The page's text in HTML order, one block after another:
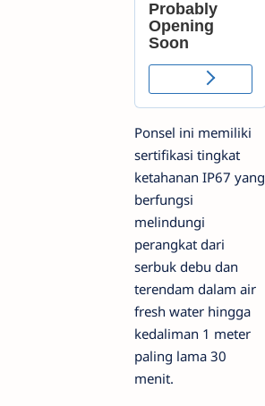
Ponsel ini memiliki
sertifikasi tingkat
ketahanan IP67 yang
berfungsi
melindungi
perangkat dari
serbuk debu dan
terendam dalam air
fresh water hingga
kedaliman 1 meter
paling lama 30
menit.